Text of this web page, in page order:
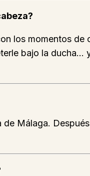
los momentos
bajo la
Málaga.